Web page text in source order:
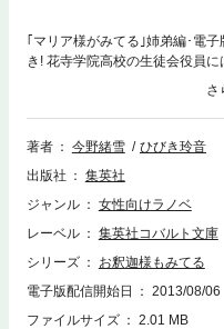
｢マリア様がみてる｣姉弟編･電
き! 花寺学院高校の生徒会役員
日光･月光と呼ばれ、常に行動
感を覚えるほどだ。そんなある
沢祐麒が生徒会の手伝いをして
はじめた。どうやら虫垂炎の疑
著者 今野緒雪
ひびき玲音
出版社
集英社
ジャンル
女性向けラノベ
レーベル
集英社コバルト文庫
シリーズ
お釈迦様もみてる
電子版配信開始日
2013/08/06
ファイルサイズ
2.01 MB